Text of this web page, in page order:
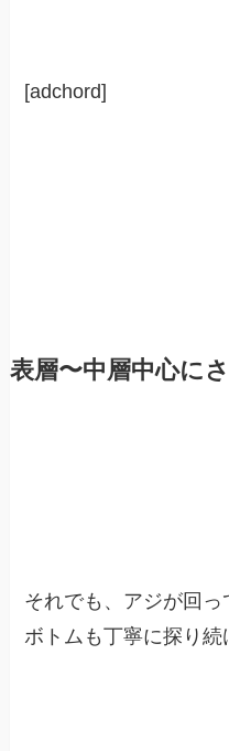
[adchord]
表層〜中層中心に
それでも、アジが回
ボトムも丁寧に探り